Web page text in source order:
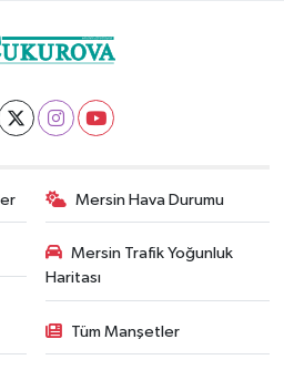
Mersin Hava Durumu
Mersin Trafik Yoğunluk
Haritası
Tüm Manşetler